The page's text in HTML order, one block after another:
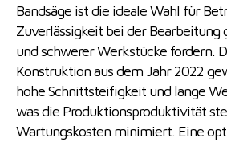
Bandsäge ist die ideale Wahl für
Zuverlässigkeit bei der Bearbeitung
und schwerer Werkstücke fordern.
Konstruktion aus dem Jahr 2022
hohe Schnittsteifigkeit und lange
was die Produktionsproduktivität
Wartungskosten minimiert. Eine